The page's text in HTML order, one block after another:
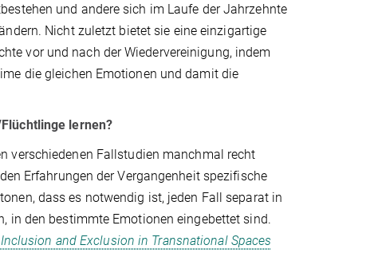
und andere sich im Laufe der Jahrzehnte
Nicht zuletzt bietet sie eine einzigartige
vor und nach der Wiedervereinigung, indem
die gleichen Emotionen und damit die
lernen?
verschiedenen Fallstudien manchmal recht
Erfahrungen der Vergangenheit spezifische
dass es notwendig ist, jeden Fall separat in
in den bestimmte Emotionen eingebettet sind.
and Exclusion in Transnational Spaces